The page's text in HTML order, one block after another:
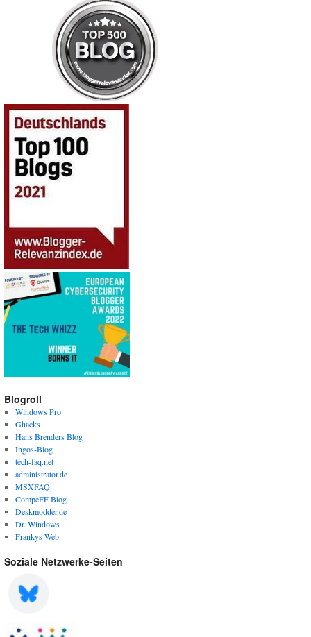
Blogroll
Windows Pro
Ghacks
Hans Brenders Blog
Ingos-Blog
tech-faq.net
administrator.de
MSXFAQ
CompeFF Blog
Deskmodder.de
Dr. Windows
Frankys Web
Soziale Netzwerke-Seiten